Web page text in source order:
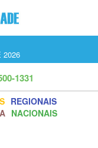
2026
1331
REGIONAIS
NACIONAIS